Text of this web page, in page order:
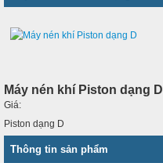
Máy nén khí Piston dạng D
Giá:
Piston dạng D
Thông tin sản phẩm